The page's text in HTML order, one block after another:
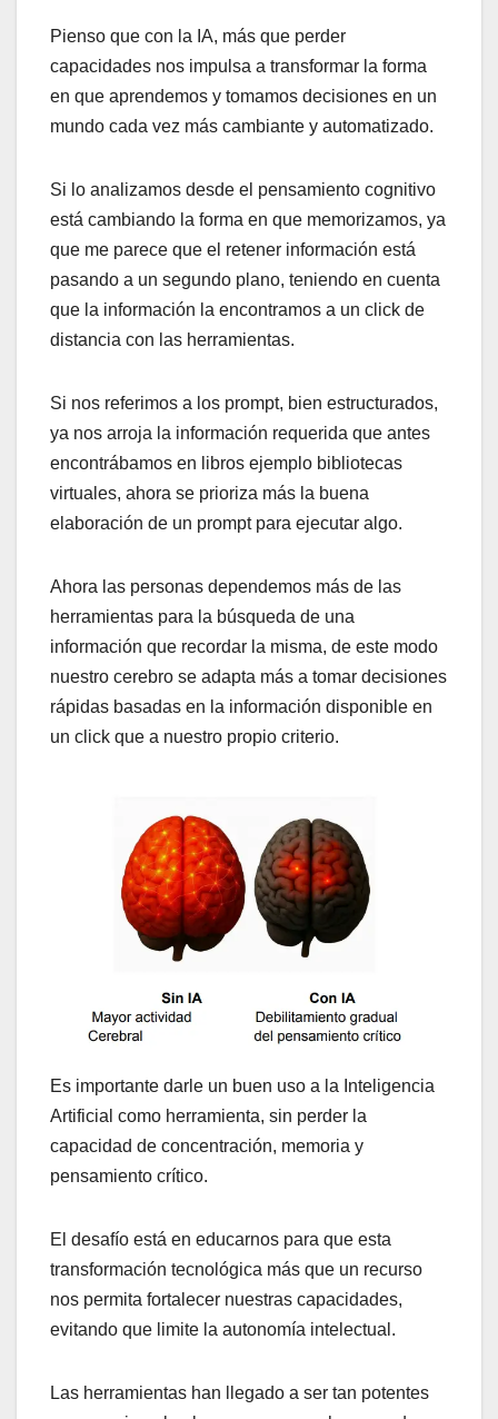
Pienso que con la IA, más que perder
capacidades nos impulsa a transformar la forma
en que aprendemos y tomamos decisiones en un
mundo cada vez más cambiante y automatizado.
Si lo analizamos desde el pensamiento cognitivo
está cambiando la forma en que memorizamos, ya
que me parece que el retener información está
pasando a un segundo plano, teniendo en cuenta
que la información la encontramos a un click de
distancia con las herramientas.
Si nos referimos a los prompt, bien estructurados,
ya nos arroja la información requerida que antes
encontrábamos en libros ejemplo bibliotecas
virtuales, ahora se prioriza más la buena
elaboración de un prompt para ejecutar algo.
Ahora las personas dependemos más de las
herramientas para la búsqueda de una
información que recordar la misma, de este modo
nuestro cerebro se adapta más a tomar decisiones
rápidas basadas en la información disponible en
un click que a nuestro propio criterio.
Es importante darle un buen uso a la Inteligencia
Artificial como herramienta, sin perder la
capacidad de concentración, memoria y
pensamiento crítico.
El desafío está en educarnos para que esta
transformación tecnológica más que un recurso
nos permita fortalecer nuestras capacidades,
evitando que limite la autonomía intelectual.
Las herramientas han llegado a ser tan potentes